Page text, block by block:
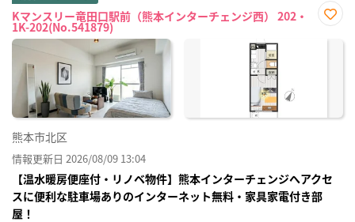
Kマンスリー竜田口駅前（熊本インターチェンジ西） 202・
1K-202(No.541879)
に入
熊本市北区
情報更新日 2026/08/09 13:04
【温水暖房便座付・リノベ物件】熊本インターチェンジへアクセ
スに便利な駐車場ありのインターネット無料・家具家電付き部
屋！